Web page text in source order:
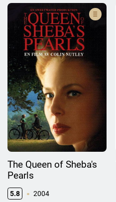
The Queen of Sheba's
Pearls
5.8 2004